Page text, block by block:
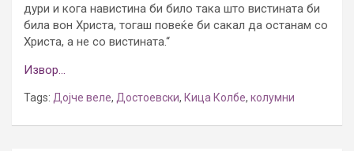
дури и кога навистина би било така што вистината би
била вон Христа, тогаш повеќе би сакал да останам со
Христа, а не со вистината.“
Извор…
Tags: Дојче веле, Достоевски, Кица Колбе, колумни